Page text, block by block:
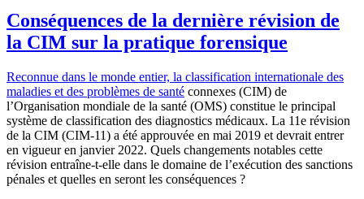
Conséquences de la dernière révision de
la CIM sur la pratique forensique
Reconnue dans le monde entier, la classification internationale des
maladies et des problèmes de santé connexes (CIM) de
l’Organisation mondiale de la santé (OMS) constitue le principal
système de classification des diagnostics médicaux. La 11e révision
de la CIM (CIM-11) a été approuvée en mai 2019 et devrait entrer
en vigueur en janvier 2022. Quels changements notables cette
révision entraîne-t-elle dans le domaine de l’exécution des sanctions
pénales et quelles en seront les conséquences ?